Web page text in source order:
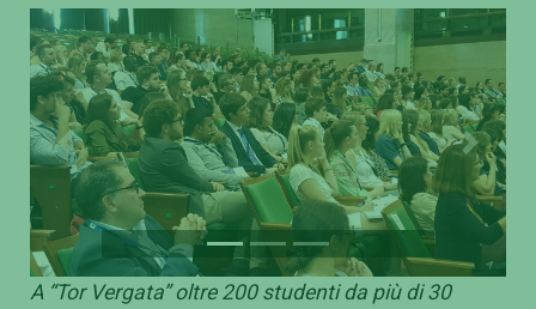
Previous Next